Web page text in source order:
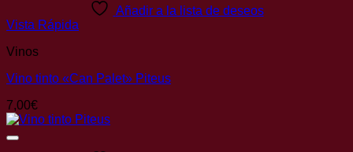
Añadir a la lista de deseos
Vista Rápida
Vinos
Vino tinto «Can Palet» Piteus
7,00€